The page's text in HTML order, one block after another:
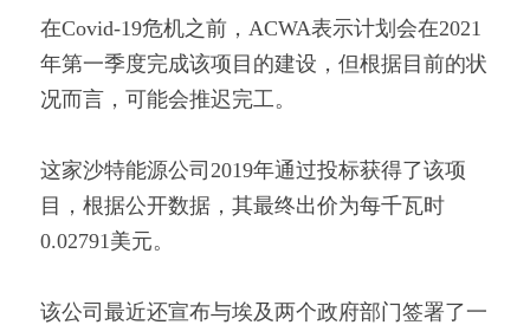
在Covid-19危机之前，ACWA表示计划会在2021
年第一季度完成该项目的建设，但根据目前的状
况而言，可能会推迟完工。
这家沙特能源公司2019年通过投标获得了该项
目，根据公开数据，其最终出价为每千瓦时
0.02791美元。
该公司最近还宣布与埃及两个政府部门签署了一